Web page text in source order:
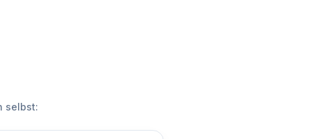
selbst: